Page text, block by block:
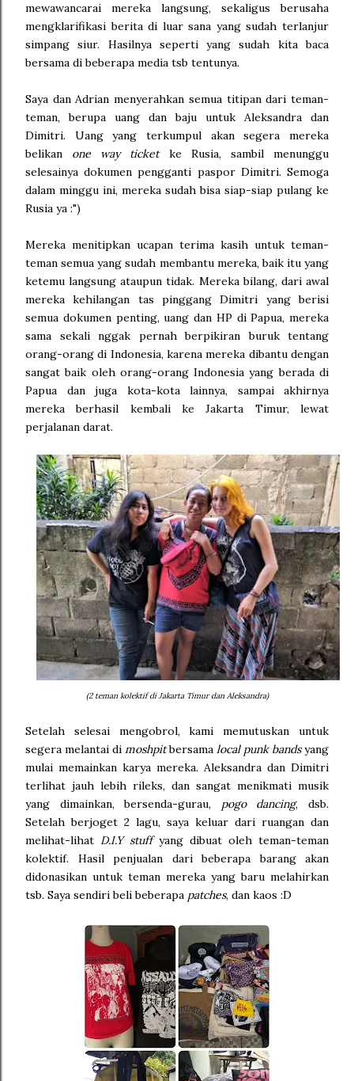
mewawancarai mereka langsung, sekaligus berusaha
mengklarifikasi berita di luar sana yang sudah terlanjur
simpang siur. Hasilnya seperti yang sudah kita baca
bersama di beberapa media tsb tentunya.
Saya dan Adrian menyerahkan semua titipan dari teman-
teman, berupa uang dan baju untuk Aleksandra dan
Dimitri. Uang yang terkumpul akan segera mereka
belikan one way ticketke Rusia, sambil menunggu
selesainya dokumen pengganti paspor Dimitri. Semoga
dalam minggu ini, mereka sudah bisa siap-siap pulang ke
Rusia ya :")
Mereka menitipkan ucapan terima kasih untuk teman-
teman semua yang sudah membantu mereka, baik itu yang
ketemu langsung ataupun tidak. Mereka bilang, dari awal
mereka kehilangan tas pinggang Dimitri yang berisi
semua dokumen penting, uang dan HP di Papua, mereka
sama sekali nggak pernah berpikiran buruk tentang
orang-orang di Indonesia, karena mereka dibantu dengan
sangat baik oleh orang-orang Indonesia yang berada di
Papua dan juga kota-kota lainnya, sampai akhirnya
mereka berhasil kembali ke Jakarta Timur, lewat
perjalanan darat.
(2 teman kolektif di Jakarta Timur dan Aleksandra)
Setelah selesai mengobrol, kami memutuskan untuk
segera melantai di moshpitbersama local punk bandsyang
mulai memainkan karya mereka. Aleksandra dan Dimitri
terlihat jauh lebih rileks, dan sangat menikmati musik
yang dimainkan, bersenda-gurau, pogo dancing, dsb.
Setelah berjoget 2 lagu, saya keluar dari ruangan dan
melihat-lihat D.I.Y stuffyang dibuat oleh teman-teman
kolektif. Hasil penjualan dari beberapa barang akan
didonasikan untuk teman mereka yang baru melahirkan
tsb. Saya sendiri beli beberapa patches, dan kaos :D